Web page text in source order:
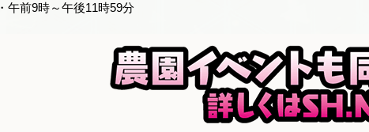
・午前9時～午後11時59分